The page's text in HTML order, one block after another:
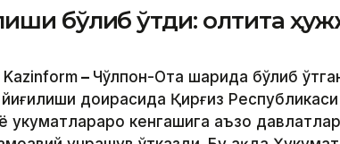
бўлиб ўтди: олтита
Kazinform – Чўлпон-Ота шаҳрида бўлиб
доирасида Қирғиз
ҳукуматлараро кенгашига аъзо